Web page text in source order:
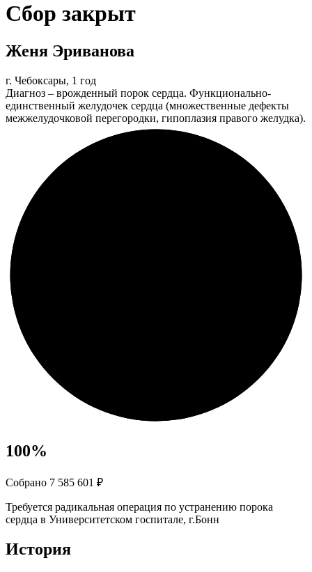
Сбор закрыт
Женя Эриванова
г. Чебоксары, 1 год
Диагноз – врожденный порок сердца. Функционально-
единственный желудочек сердца (множественные дефекты
межжелудочковой перегородки, гипоплазия правого желудка).
100%
Собрано 7 585 601 ₽
Требуется радикальная операция по устранению порока
сердца в Университетском госпитале, г.Бонн
История